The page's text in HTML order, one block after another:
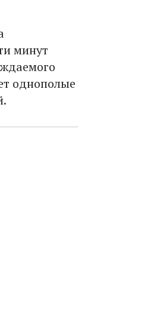
минут
однополые